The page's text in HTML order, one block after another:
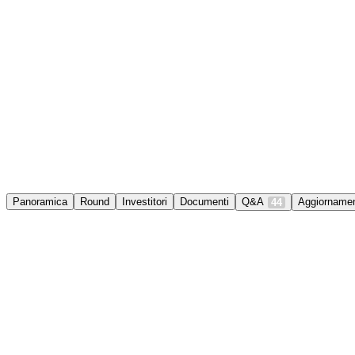
Panoramica Round Investitori Documenti Q&A 44